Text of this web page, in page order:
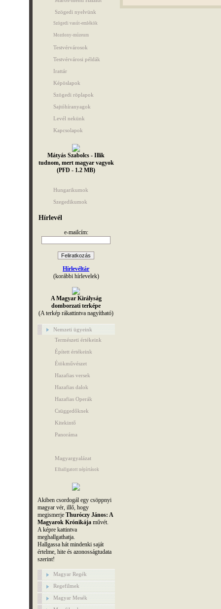
Szögedi nyelvünk
Szögedi vasút-emlékök
Mozdony-múzeum
Testvérvárosok
Testvérvárosi példák
Irattár
Képöslapok
Szögedi röplapok
Sajtóhíranyagok
Levél nekünk
Kapcsolapok
Mátyás Szabolcs - Illik
tudnom, mert magyar vagyok
(PFD - 1.2 MB)
Hungarikumok
Szegedikumok
Hírlevél
e-mailcím:
Hírlevéltár
(korábbi hírlevelek)
A Magyar Királyság
domborzati terképe
(A terkép rákattintva nagyítható)
Nemzeti ügyeink
Természeti értékeink
Épített értékeink
Étökművészet
Hazafias versek
Hazafias dalok
Hazafias Operák
Csüggedőknek
Kitekintő
Panoráma
Magyargyalázat
Elhallgatott népírtások
Akiben csordogál egy csöppnyi
magyar vér, illő, hogy
megismerje Thuróczy János: A
Magyarok Krónikájaművét.
A képre kattintva
meghallgathatja.
Hallgassa hát mindenki saját
értelme, hite és azonosságtudata
szerint!
Magyar Regék
Regefilmek
Magyar Mesék